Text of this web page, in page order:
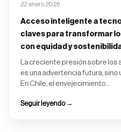
22 enero 2026
Acceso inteligente a
claves para transformar
con equidad y
La creciente presión sobre los
es una advertencia futura, sino
En Chile, el envejecimiento...
Seguir leyendo →